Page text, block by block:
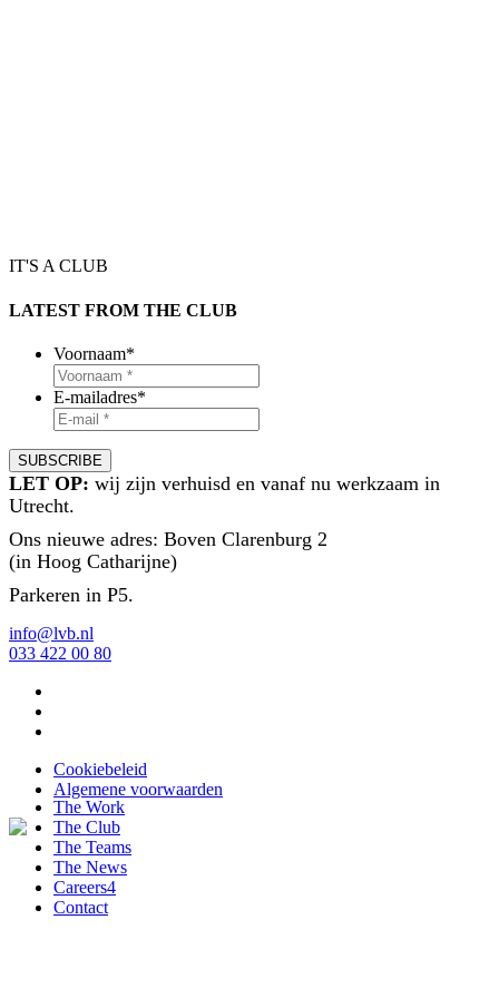
IT'S A CLUB
LATEST FROM THE CLUB
Voornaam*
E-mailadres*
LET OP: wij zijn verhuisd en vanaf nu werkzaam in
Utrecht.
Ons nieuwe adres: Boven Clarenburg 2
(in Hoog Catharijne)
Parkeren in P5.
info@lvb.nl
033 422 00 80
Cookiebeleid
Algemene voorwaarden
The Work
The Club
The Teams
The News
Careers4
Contact